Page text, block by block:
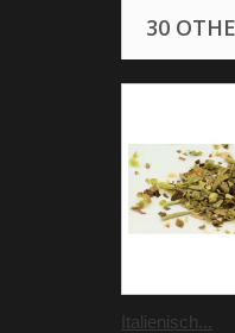
30
Italienisch...